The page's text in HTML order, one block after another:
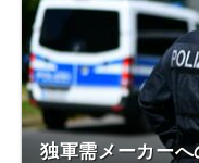
独軍需メーカー